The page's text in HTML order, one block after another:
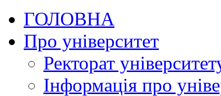
ГОЛОВНА
Про університет
Ректорат
Інформація про